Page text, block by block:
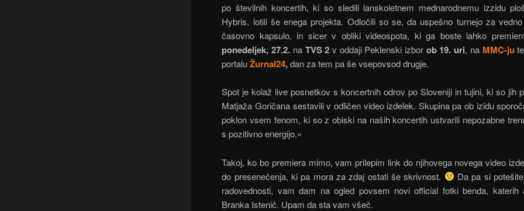
po številnih koncertih, ki so sledili lanskoletnem mednarodnemu izzidu
Hybris, lotili še enega projekta. Odločili so se, da uspešno turnejo za
časovno kapsulo, in sicer v obliki videospota, ki ga boste lahko
ponedeljek, 27.2. na TVS 2 v oddaji Peklenski izbor ob 19. uri, na MMC-ju
portaluŽurnal24,dan za tem pa še vsepovsod drugje.
Spot je kolaž live posnetkov s koncertnih odrov po Sloveniji in tujini, ki so jih
Matjaža Goričana sestavili v odličen video izdelek. Skupina pa ob izidu
poklon vsem fenom, ki so z obiski na naših koncertih ustvarili nepozabne
s pozitivno energijo.«
Takoj, ko bo premiera mimo, vam prilepim link do njihovega novega video
do presenečenja, ki pa mora za zdaj ostati še skrivnost.
Da pa si
radovednosti, vam dam na ogled povsem novi official fotki benda, katerih
Branka Istenič. Upam da sta vam všeč.